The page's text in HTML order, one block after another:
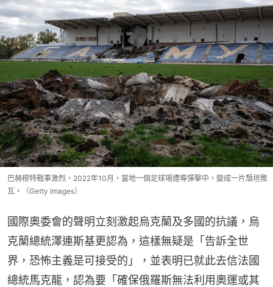
巴赫穆特戰事激烈，2022年10月，當地一個足球場遭導彈擊中，變成一片頹垣敗
瓦。（Getty Images）
國際奧委會的聲明立刻激起烏克蘭及多國的抗議，烏
克蘭總統澤連斯基更認為，這樣無疑是「告訴全世
界，恐怖主義是可接受的」，並表明已就此去信法國
總統馬克龍，認為要「確保俄羅斯無法利用奧運或其